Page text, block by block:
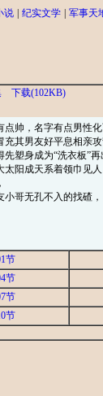
说 纪实文学 军事天
下载(102KB)
帅，名字有点男性
其男友好平息相亲
塑身成为“洗衣板”再
阳成天系着领巾见
哥无孔不入的找碴，
节
节
节
节